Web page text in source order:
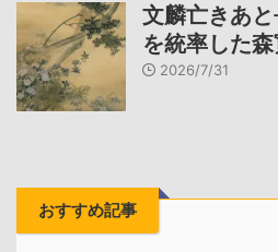
文麟亡きあ
を統率した
2026/7/31
おすすめ記事